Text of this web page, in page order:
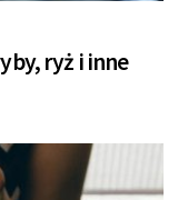
ryż i inne